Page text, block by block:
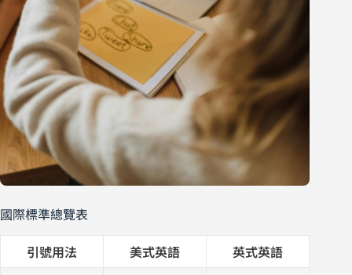
國際標準總覽表
引號用法 美式英語 英式英語